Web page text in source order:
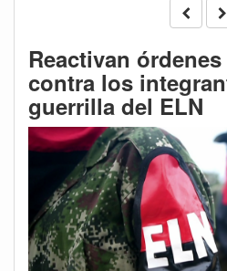
Reactivan
contra los
guerrilla del ELN